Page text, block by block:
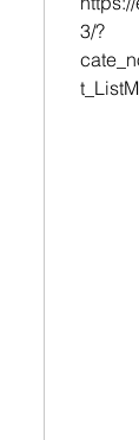
BCA -
1st
3/?